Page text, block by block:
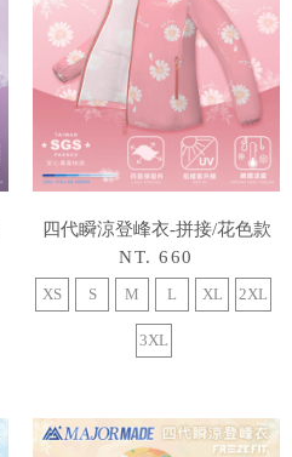
四代瞬涼登峰衣-拼接/花色款
NT. 660
XS S M L XL 2XL
3XL